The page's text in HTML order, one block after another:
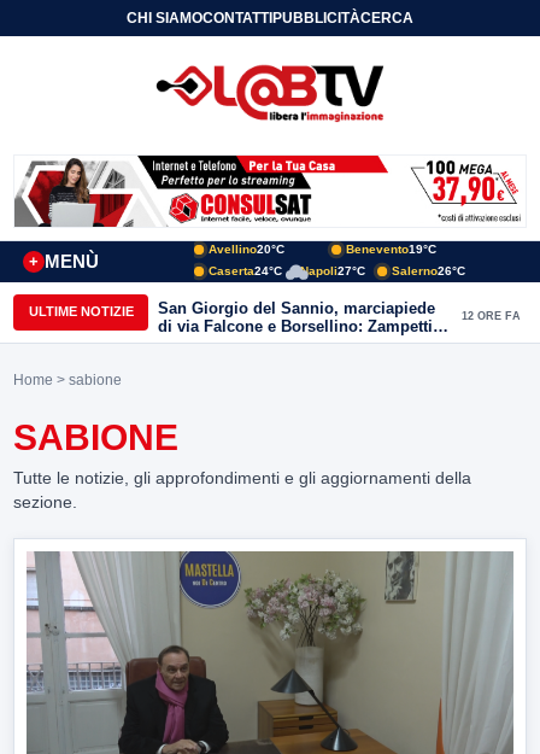
CHI SIAMOCONTATTIPUBBLICITÀCERCA
MENÙ
+
Avellino20°C Benevento19°C
Caserta24°C Napoli27°C Salerno26°C
ULTIME NOTIZIE
San Giorgio del Sannio, marciapiede
di via Falcone e Borsellino: Zampetti e
Lombardi replicano alle polemiche
12 ORE FA
Home > sabione
SABIONE
Tutte le notizie, gli approfondimenti e gli aggiornamenti della
sezione.